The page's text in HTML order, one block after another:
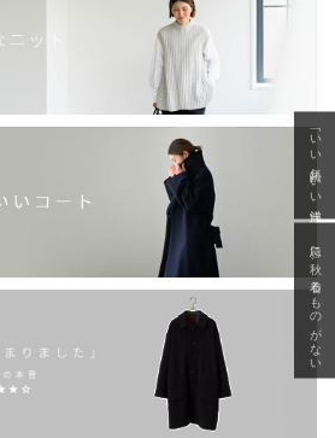
「いい年齢 いい洋服」
急に秋、着るものがない